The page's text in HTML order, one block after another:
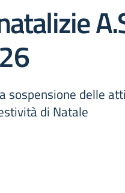
sospensione delle
di Natale